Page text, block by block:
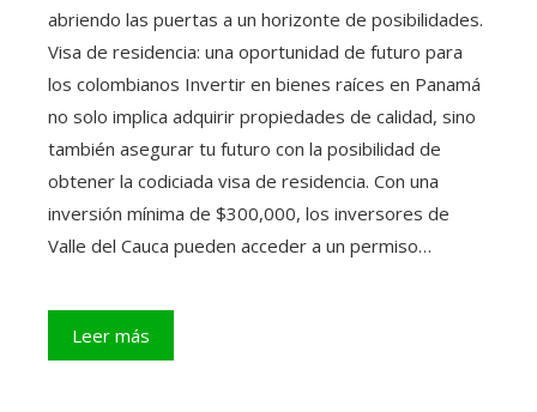
abriendo las puertas a un horizonte de posibilidades.
Visa de residencia: una oportunidad de futuro para
los colombianos Invertir en bienes raíces en Panamá
no solo implica adquirir propiedades de calidad, sino
también asegurar tu futuro con la posibilidad de
obtener la codiciada visa de residencia. Con una
inversión mínima de $300,000, los inversores de
Valle del Cauca pueden acceder a un permiso…
Leer más